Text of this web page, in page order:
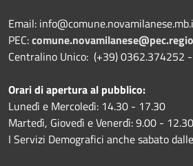
Email:
PEC:
Centralino Unico: (+39) 0362.374252
Orari di apertura al pubblico:
Lunedì e Mercoledì: 14.30 - 17.30
Martedì, Giovedì e Venerdì: 9.00 - 12.30
I Servizi Demografici anche sabato